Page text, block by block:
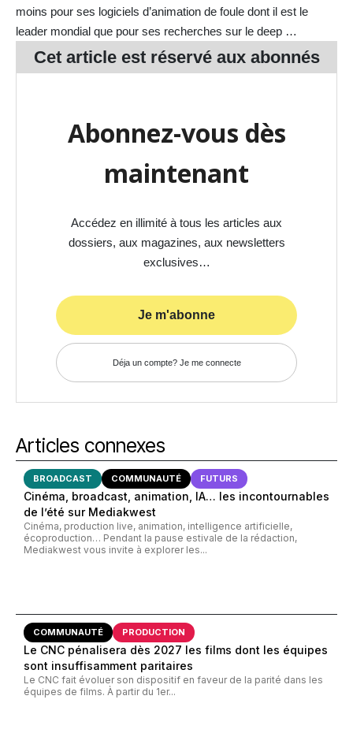
moins pour ses logiciels d’animation de foule dont il est le
leader mondial que pour ses recherches sur le deep …
Cet article est réservé aux abonnés
Abonnez-vous dès
maintenant
Accédez en illimité à tous les articles aux
dossiers, aux magazines, aux newsletters
exclusives…
Je m'abonne
Déja un compte? Je me connecte
Articles connexes
BROADCAST COMMUNAUTÉ FUTURS
Cinéma, broadcast, animation, IA… les incontournables
de l’été sur Mediakwest
Cinéma, production live, animation, intelligence artificielle,
écoproduction… Pendant la pause estivale de la rédaction,
Mediakwest vous invite à explorer les...
COMMUNAUTÉ PRODUCTION
Le CNC pénalisera dès 2027 les films dont les équipes
sont insuffisamment paritaires
Le CNC fait évoluer son dispositif en faveur de la parité dans les
équipes de films. À partir du 1er...